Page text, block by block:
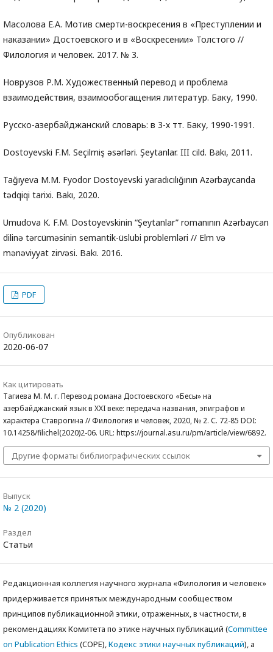
Масолова Е.А. Мотив смерти-воскресения в «Преступлении и
наказании» Достоевского и в «Воскресении» Толстого //
Филология и человек. 2017. № 3.
Новрузов Р.М. Художественный перевод и проблема
взаимодействия, взаимообогащения литератур. Баку, 1990.
Русско-азербайджанский словарь: в 3-х тт. Баку, 1990-1991.
Dostoyevski F.M. Seçilmiş əsərləri. Şeytanlar. III cild. Bakı, 2011.
Tağıyeva M.M. Fyodor Dostoyevski yaradıcılığının Azərbaycanda
tədqiqi tarixi. Bakı, 2020.
Umudova K. F.M. Dostoyevskinin “Şeytanlar” romanının Azərbaycan
dilinə tərcüməsinin semantik-üslubi problemləri // Elm və
mənəviyyat zirvəsi. Bakı. 2016.
PDF
Опубликован
2020-06-07
Как цитировать
Тагиева М. М. г. Перевод романа Достоевского «Бесы» на
азербайджанский язык в XXI веке: передача названия, эпиграфов и
характера Ставрогина // Филология и человек, 2020, № 2. С. 72-85 DOI:
10.14258/filichel(2020)2-06. URL: https://journal.asu.ru/pm/article/view/6892.
Другие форматы библиографических ссылок
Выпуск
№ 2 (2020)
Раздел
Статьи
Редакционная коллегия научного журнала «Филология и человек»
придерживается принятых международным сообществом
принципов публикационной этики, отраженных, в частности, в
рекомендациях Комитета по этике научных публикаций (Committee
on Publication Ethics (COPE),Кодекс этики научных публикаций), а